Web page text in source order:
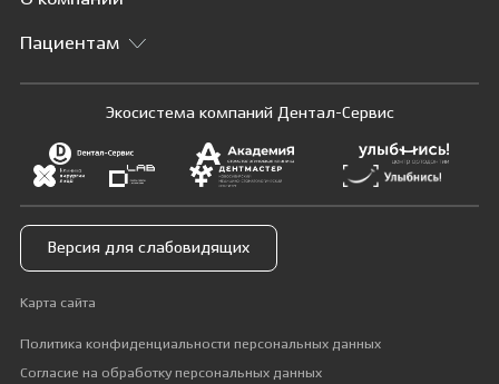
Пациентам
Экосистема компаний Дентал-Сервис
Версия для слабовидящих
Карта сайта
Политика конфиденциальности персональных данных
Согласие на обработку персональных данных